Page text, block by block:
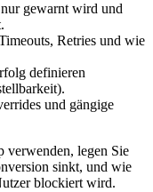
gewarnt wird und
Retries und wie
definieren
und gängige
verwenden, legen Sie
sinkt, und wie
blockiert wird.